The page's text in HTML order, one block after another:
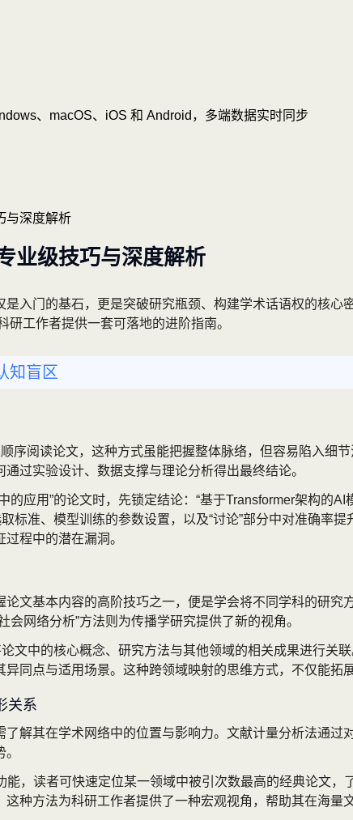
、macOS、iOS 和 Android，多端数据实时同步
与深度解析
业级技巧与深度解析
入门的基石，更是突破研究瓶颈、构建学术话语权的核心
研工作者提供一套可落地的进阶指南。
知盲区
序阅读论文，这种方式虽能把握整体脉络，但容易陷入细
过实验设计、数据支撑与理论分析得出最终结论。
的应用”的论文时，先锁定结论：“基于Transformer架构的
标准、模型训练的参数设置，以及“讨论”部分中对准确率
程中的潜在漏洞。
文基本内容的高阶技巧之一，便是学会将不同学科的研
网络分析”方法则为传播学研究提供了新的视角。
文中的核心概念、研究方法与其他领域的相关成果进行关
同点与适用场景。这种跨领域映射的思维方式，不仅能拓
关系
解其在学术网络中的位置与影响力。文献计量分析法通
能，读者可快速定位某一领域中被引次数最高的经典论文
种方法为科研工作者提供了一种宏观视角，帮助其在海量